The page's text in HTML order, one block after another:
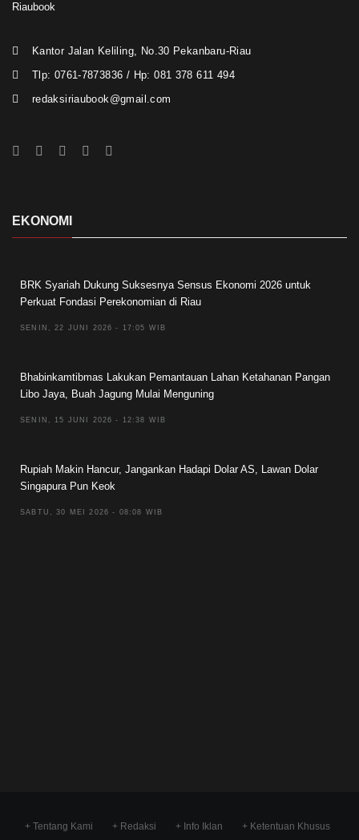
Riaubook
Kantor Jalan Keliling, No.30 Pekanbaru-Riau
Tlp: 0761-7873836 / Hp: 081 378 611 494
redaksiriaubook@gmail.com
EKONOMI
BRK Syariah Dukung Suksesnya Sensus Ekonomi 2026 untuk
Perkuat Fondasi Perekonomian di Riau
SENIN, 22 JUNI 2026 - 17:05 WIB
Bhabinkamtibmas Lakukan Pemantauan Lahan Ketahanan Pangan
Libo Jaya, Buah Jagung Mulai Menguning
SENIN, 15 JUNI 2026 - 12:38 WIB
Rupiah Makin Hancur, Jangankan Hadapi Dolar AS, Lawan Dolar
Singapura Pun Keok
SABTU, 30 MEI 2026 - 08:08 WIB
+ Tentang Kami + Redaksi + Info Iklan
+ Ketentuan Khusus